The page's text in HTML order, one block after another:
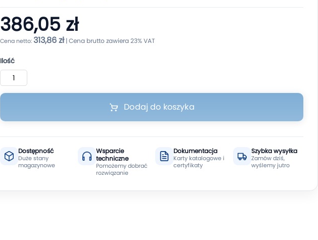
386,05 zł
313,86 zł
Ilość
Dodaj do koszyka
Dostępność
Duże stany
magazynowe
Wsparcie
techniczne
Pomożemy dobrać
rozwiązanie
Dokumentacja
Karty katalogowe i
certyfikaty
Szybka wysyłka
Zamów dziś,
wyślemy jutro